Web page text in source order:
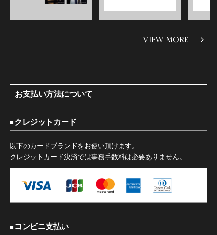
VIEW MORE
お支払い方法について
クレジットカード
以下のカードブランドをお使い頂けます。
クレジットカード決済では事務手数料は必要ありません。
コンビニ支払い